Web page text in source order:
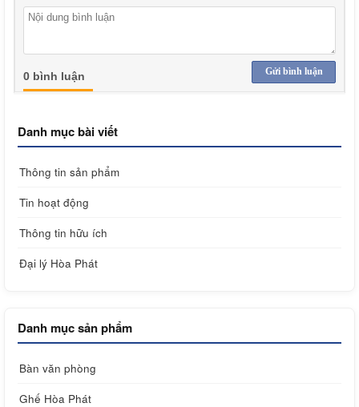
Gửi bình luận
0 bình luận
Danh mục bài viết
Thông tin sản phẩm
Tin hoạt động
Thông tin hữu ích
Đại lý Hòa Phát
Danh mục sản phẩm
Bàn văn phòng
Ghế Hòa Phát